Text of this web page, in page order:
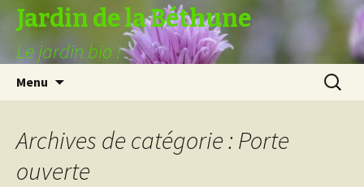
Jardin de la Béthune
Le jardin bio !
Menu
Archives de catégorie : Porte
ouverte